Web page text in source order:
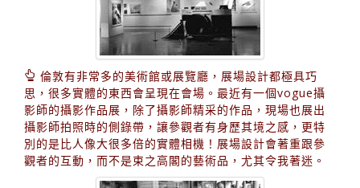
倫敦有非常多的美術館或展覽廳，展場設計都極具巧
思，很多實體的東西會呈現在會場。最近有一個vogue攝
影師的攝影作品展，除了攝影師精采的作品，現場也展出
攝影師拍照時的側錄帶，讓參觀者有身歷其境之感，更特
別的是比人像大很多倍的實體相機！展場設計會著重跟參
觀者的互動，而不是束之高閣的藝術品，尤其令我著迷。